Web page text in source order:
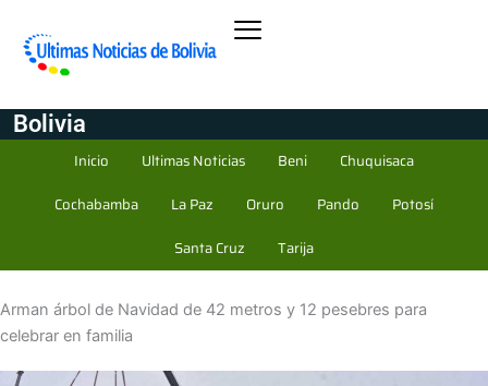
Bolivia
Inicio Ultimas Noticias Beni
Chuquisaca
Cochabamba
La Paz Oruro Pando
Potosí
Santa Cruz
Tarija
Arman árbol de Navidad de 42 metros y 12 pesebres para
celebrar en familia